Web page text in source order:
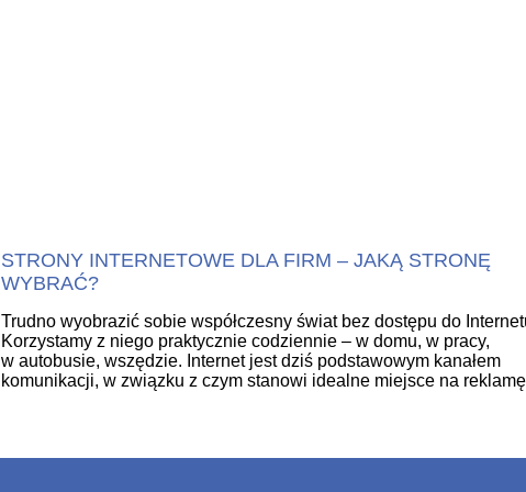
STRONY INTERNETOWE DLA FIRM – JAKĄ STRONĘ
WYBRAĆ?
Trudno wyobrazić sobie współczesny świat bez dostępu do
Korzystamy z niego praktycznie codziennie – w domu, w pracy,
w autobusie, wszędzie. Internet jest dziś podstawowym kanałem
komunikacji, w związku z czym stanowi idealne miejsce na